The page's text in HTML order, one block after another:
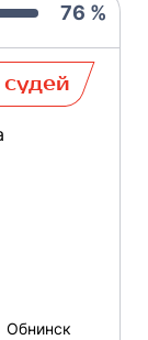
76 %
Обнинск